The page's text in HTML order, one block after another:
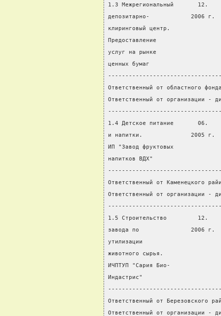
1.3 Межрегиональный
депозитарно-            2006 г.
клиринговый центр.
Предоставление
услуг на рынке
ценных бумаг
Ответственный от областного
Ответственный от организации -
1.4 Детское питание
и напитки.              2005 г.
ИП "Завод фруктовых
напитков ВДХ"
Ответственный от Каменецкого
Ответственный от организации -
1.5 Строительство
завода по               2006 г.
утилизации
животного сырья.
ИЧПТУП "Сария Био-
Индастрис"
Ответственный от Березовского
Ответственный от организации -